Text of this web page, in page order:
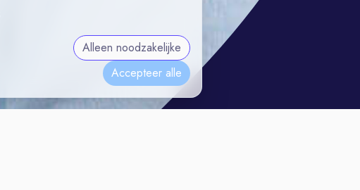
Alleen noodzakelijke
Accepteer alle